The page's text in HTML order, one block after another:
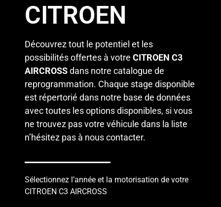
CITROEN
Découvrez tout le potentiel et les
possibilités offertes à votre CITROEN C3
AIRCROSSdans notre catalogue de
reprogrammation. Chaque stage disponible
est répertorié dans notre base de données
avec toutes les options disponibles, si vous
ne trouvez pas votre véhicule dans la liste
n’hésitez pas à nous contacter.
Sélectionnez l’année et la motorisation de votre
CITROEN C3 AIRCROSS